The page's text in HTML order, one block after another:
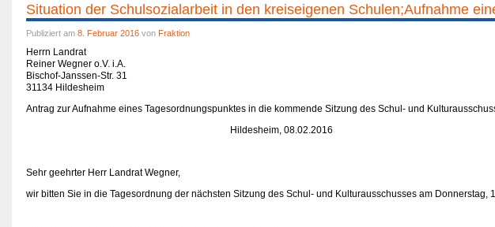
Situation der Schulsozialarbeit in den kreiseigenen Schulen;Aufnahme
Publiziert am 8. Februar 2016 von Fraktion
Herrn Landrat
Reiner Wegner o.V. i.A.
Bischof-Janssen-Str. 31
31134 Hildesheim
Antrag zur Aufnahme eines Tagesordnungspunktes in die kommende Sitzung des Schul- und
Hildesheim, 08.02.2016
Sehr geehrter Herr Landrat Wegner,
wir bitten Sie in die Tagesordnung der nächsten Sitzung des Schul- und Kulturausschusses am